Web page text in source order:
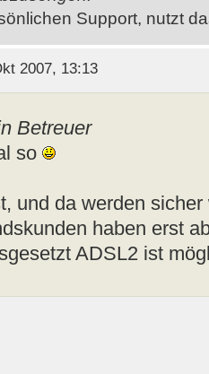
Support, nutzt
2007, 13:13
Betreuer
so
und da werden
haben erst
ADSL2 ist